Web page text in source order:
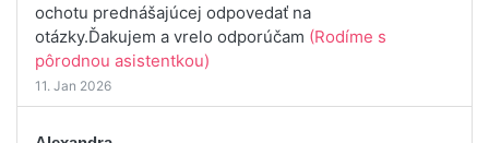
ochotu prednášajúcej odpovedať na
otázky.Ďakujem a vrelo odporúčam (Rodíme s
pôrodnou asistentkou)
11. Jan 2026